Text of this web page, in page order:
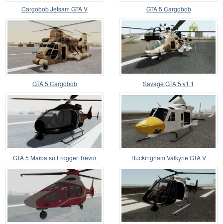
Cargobob Jetsam GTA V GTA 5 Cargobob
GTA 5 Cargobob Savage GTA 5 v1.1
GTA 5 Maibatsu Frogger Trevor Buckingham Valkyrie GTA V